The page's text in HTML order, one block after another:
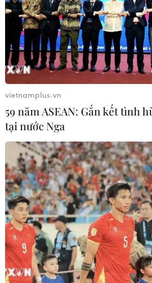
07/08/2026 23:00
Bế mạc Hội thi lực lượng tham gia
bảo vệ an ninh, trật tự ở cơ sở giỏi
toàn quốc
07/08/2026 15:57
7 học sinh đội tuyển Việt Nam đoạt
huy chương tại Olympic AI quốc tế
07/08/2026 15:27
Áp thấp nhiệt đới trên vịnh Bắc Bộ
gây ảnh hưởng thế nào tới Việt
07/08/2026 14:38
Cảnh sát giao thông triển khai
dịch nâng cao kỹ năng lái xe môtô,
vietnamplus.vn
59 năm ASEAN: Gắn kết tình
tại nước Nga